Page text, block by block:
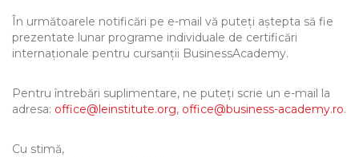
În următoarele notificări pe e-mail vă puteți aștepta să fie
prezentate lunar programe individuale de certificări
internaționale pentru cursanții BusinessAcademy.
Pentru întrebări suplimentare, ne puteți scrie un e-mail la
adresa: office@leinstitute.org, office@business-academy.ro.
Cu stimă,